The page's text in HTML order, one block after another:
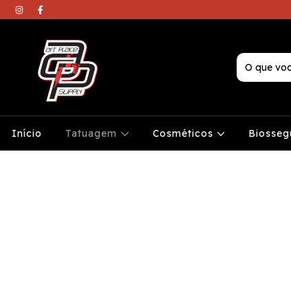
Início Tatuagem Cosméticos